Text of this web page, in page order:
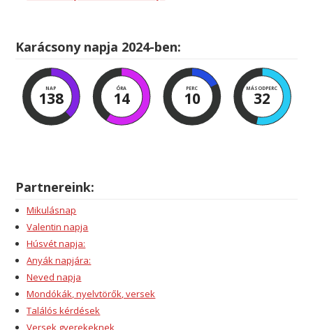
Karácsony napja 2024-ben:
NAP
138
ÓRA
14
PERC
10
MÁSODPERC
30
Partnereink:
Mikulásnap
Valentin napja
Húsvét napja:
Anyák napjára:
Neved napja
Mondókák, nyelvtörők, versek
Találós kérdések
Versek gyerekeknek